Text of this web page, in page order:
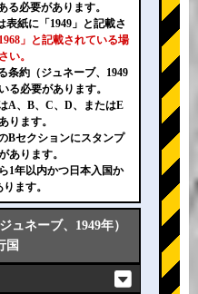
必要があります。
表紙に「1949」と記載さ
」と記載されている場
い。
条約（ジュネーブ、1949
る必要があります。
A、B、C、D、またはE
ります。
Bセクションにスタンプ
あります。
1年以内かつ日本入国か
ます。
ュネーブ、1949年）
国